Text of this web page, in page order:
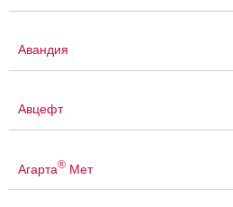
Авандия
Авцефт
Агарта® Мет